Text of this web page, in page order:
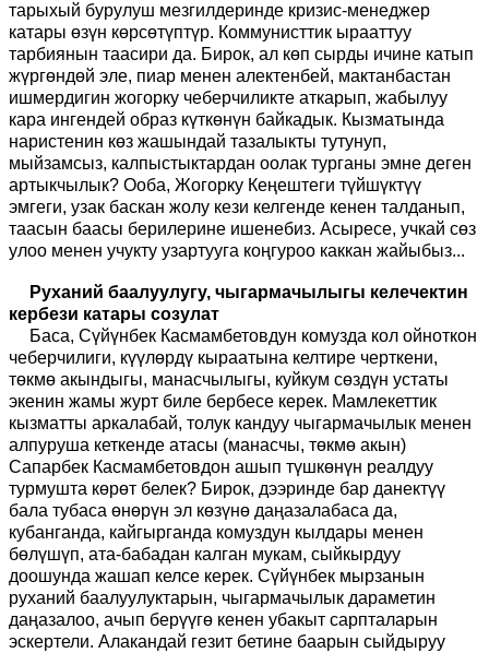
тарыхый бурулуш мезгилдеринде кризис-менеджер
катары өзүн көрсөтүптүр. Коммунисттик ырааттуу
тарбиянын таасири да. Бирок, ал көп сырды ичине катып
жүргөндөй эле, пиар менен алектенбей, мактанбастан
ишмердигин жогорку чеберчиликте аткарып, жабылуу
кара ингендей образ күткөнүн байкадык. Кызматында
наристенин көз жашындай тазалыкты тутунуп,
мыйзамсыз, калпыстыктардан оолак турганы эмне деген
артыкчылык? Ооба, Жогорку Кеңештеги түйшүктүү
эмгеги, узак баскан жолу кези келгенде кенен талданып,
таасын баасы берилерине ишенебиз. Асыресе, учкай сөз
улоо менен учукту узартууга коңгуроо каккан жайыбыз...
Руханий баалуулугу, чыгармачылыгы келечектин
кербези катары созулат
Баса, Сүйүнбек Касмамбетовдун комузда кол ойноткон
чеберчилиги, күүлөрдү кыраатына келтире черткени,
төкмө акындыгы, манасчылыгы, куйкум сөздүн устаты
экенин жамы журт биле бербесе керек. Мамлекеттик
кызматты аркалабай, толук кандуу чыгармачылык менен
алпуруша кеткенде атасы (манасчы, төкмө акын)
Сапарбек Касмамбетовдон ашып түшкөнүн реалдуу
турмушта көрөт белек? Бирок, дээринде бар данектүү
бала тубаса өнөрүн эл көзүнө даңазалабаса да,
кубанганда, кайгырганда комуздун кылдары менен
бөлүшүп, ата-бабадан калган мукам, сыйкырдуу
доошунда жашап келсе керек. Сүйүнбек мырзанын
руханий баалуулуктарын, чыгармачылык дараметин
даңазалоо, ачып берүүгө кенен убакыт сарпталарын
эскертели. Алакандай гезит бетине баарын сыйдыруу